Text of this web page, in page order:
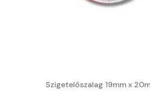
Szigetelőszalag 19mm x